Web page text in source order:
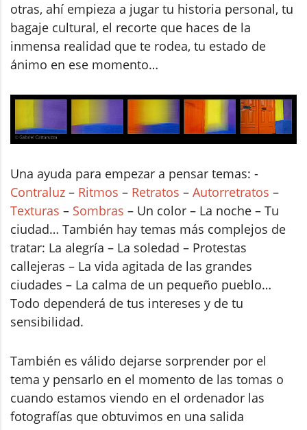
otras, ahí empieza a jugar tu historia personal, tu
bagaje cultural, el recorte que haces de la
inmensa realidad que te rodea, tu estado de
ánimo en ese momento…
Una ayuda para empezar a pensar temas: -
Contraluz – Ritmos – Retratos – Autorretratos –
Texturas – Sombras – Un color – La noche – Tu
ciudad… También hay temas más complejos de
tratar: La alegría – La soledad – Protestas
callejeras – La vida agitada de las grandes
ciudades – La calma de un pequeño pueblo…
Todo dependerá de tus intereses y de tu
sensibilidad.
También es válido dejarse sorprender por el
tema y pensarlo en el momento de las tomas o
cuando estamos viendo en el ordenador las
fotografías que obtuvimos en una salida